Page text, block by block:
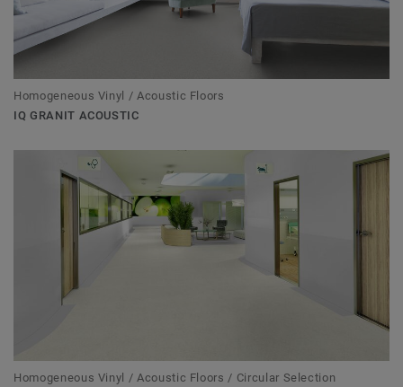
Homogeneous Vinyl / Acoustic Floors
IQ GRANIT ACOUSTIC
Homogeneous Vinyl / Acoustic Floors / Circular Selection